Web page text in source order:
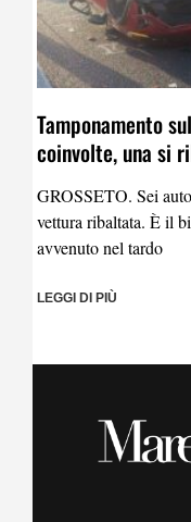
Tamponamento
coinvolte, una si
GROSSETO. Sei
vettura ribaltata. È il
avvenuto nel tardo
LEGGI DI PIÙ